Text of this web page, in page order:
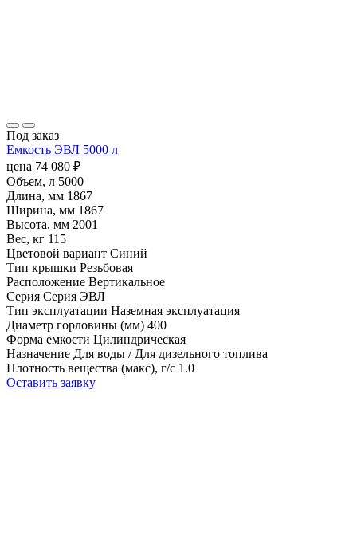
Под заказ
Емкость ЭВЛ 5000 л
цена 74 080 ₽
Объем, л 5000
Длина, мм 1867
Ширина, мм 1867
Высота, мм 2001
Вес, кг 115
Цветовой вариант Синий
Тип крышки Резьбовая
Расположение Вертикальное
Серия Серия ЭВЛ
Тип эксплуатации Наземная эксплуатация
Диаметр горловины (мм) 400
Форма емкости Цилиндрическая
Назначение Для воды / Для дизельного топлива
Плотность вещества (макс), г/с 1.0
Оставить заявку